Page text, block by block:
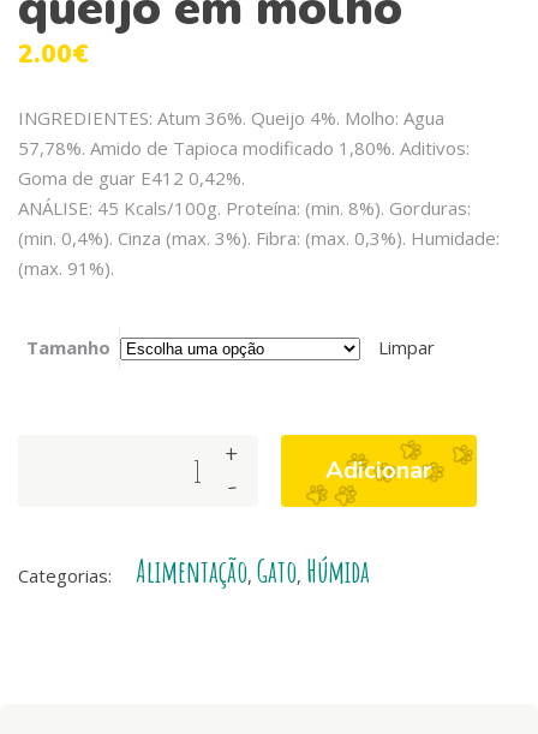
2.00€
INGREDIENTES: Atum 36%. Queijo 4%. Molho: Agua
57,78%. Amido de Tapioca modificado 1,80%. Aditivos:
Goma de guar E412 0,42%.
ANÁLISE: 45 Kcals/100g. Proteína: (min. 8%). Gorduras:
(min. 0,4%). Cinza (max. 3%). Fibra: (max. 0,3%). Humidade:
(max. 91%).
Tamanho Limpar
Atum
-
+ Adicionar
Categorias: Alimentação, Gato, Húmida